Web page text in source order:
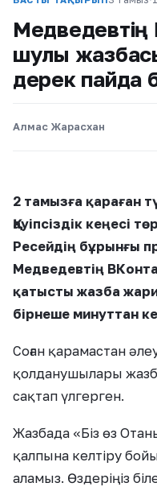
Медведевтің
шулы
дерек пайда
Алмас Жарасхан
2 тамызға қараған
Қауіпсіздік кеңесі
Ресейдің бұрынғы
Медведевтің
қатысты жазба
бірнеше минуттан
Соған қарамастан
қолданушылары
сақтап үлгерген.
Жазбада «Біз өз
қалпына келтіру
аламыз. Өздеріңіз